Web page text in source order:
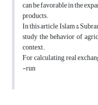
can be favorable in the
products.
In this article, Islam &
study the behavior of
context.
For calculating real
-run